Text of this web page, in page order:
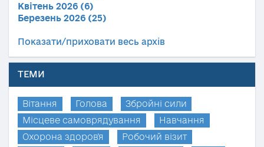
Квітень 2026 (6)
Березень 2026 (25)
Показати/приховати весь архів
ТЕМИ
Вітання Голова
Збройні сили
Місцеве самоврядування
Навчання
Охорона здоров'я
Робочий візит